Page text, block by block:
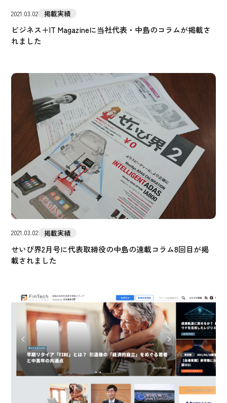
2021.03.02 掲載実績
ビジネス＋IT Magazineに当社代表・中島のコラムが掲載さ
れました
2021.03.02 掲載実績
せいび界2月号に代表取締役の中島の連載コラム8回目が掲
載されました